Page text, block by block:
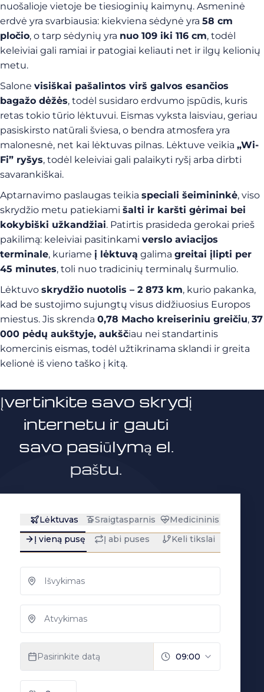
nuošalioje vietoje be tiesioginių kaimynų. Asmeninė
erdvė yra svarbiausia: kiekviena sėdynė yra 58 cm
pločio, o tarp sėdynių yra nuo 109 iki 116 cm, todėl
keleiviai gali ramiai ir patogiai keliauti net ir ilgų kelionių
metu.
Salone visiškai pašalintos virš galvos esančios
bagažo dėžės, todėl susidaro erdvumo įspūdis, kuris
retas tokio tūrio lėktuvui. Eismas vyksta laisviau, geriau
pasiskirsto natūrali šviesa, o bendra atmosfera yra
malonesnė, net kai lėktuvas pilnas. Lėktuve veikia „Wi-
Fi” ryšys, todėl keleiviai gali palaikyti ryšį arba dirbti
savarankiškai.
Aptarnavimo paslaugas teikia speciali šeimininkė, viso
skrydžio metu patiekiami šalti ir karšti gėrimai bei
kokybiški užkandžiai. Patirtis prasideda gerokai prieš
pakilimą: keleiviai pasitinkami verslo aviacijos
terminale, kuriame į lėktuvą galima greitai įlipti per
45 minutes, toli nuo tradicinių terminalų šurmulio.
Lėktuvo skrydžio nuotolis – 2 873 km, kurio pakanka,
kad be sustojimo sujungtų visus didžiuosius Europos
miestus. Jis skrenda 0,78 Macho kreiseriniu greičiu, 37
000 pėdų aukštyje, aukščiau nei standartinis
komercinis eismas, todėl užtikrinama sklandi ir greita
kelionė iš vieno taško į kitą.
Įvertinkite savo skrydį
internetu ir gauti
savo pasiūlymą el.
paštu.